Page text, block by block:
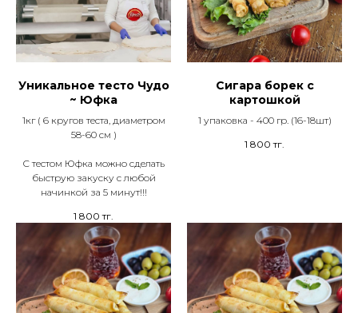
Уникальное тесто Чудо
~ Юфка
1кг ( 6 кругов теста, диаметром
58-60 см )
С тестом Юфка можно сделать
быструю закуску с любой
начинкой за 5 минут!!!
1 800 тг.
Сигара борек с
картошкой
1 упаковка - 400 гр. (16-18шт)
1 800 тг.